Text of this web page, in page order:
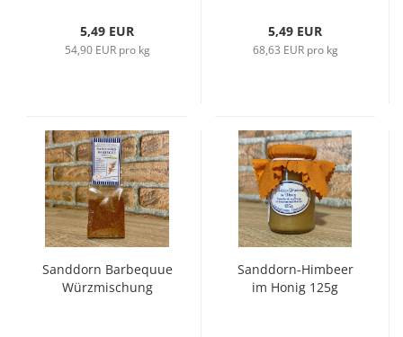
5,49 EUR
54,90 EUR pro kg
5,49 EUR
68,63 EUR pro kg
Sanddorn Barbequue
Würzmischung
Sanddorn-Himbeer
im Honig 125g